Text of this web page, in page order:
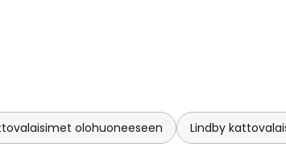
olohuoneeseen Lindby